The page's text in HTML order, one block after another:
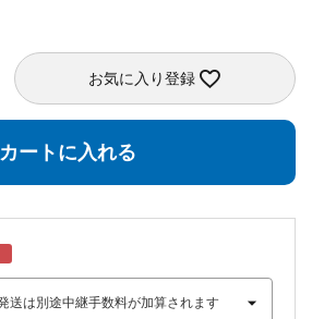
お気に入り登録
カートに入れる